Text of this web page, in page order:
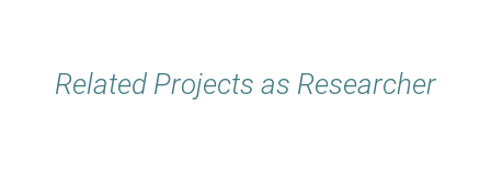
Related Projects as Researcher